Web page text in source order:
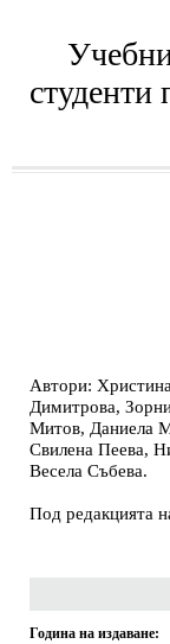
студенти
Автори:
Димитрова,
Митов, Даниела
Свилена Пеева,
Весела Събева.
Под редакцията
Година на издаване: